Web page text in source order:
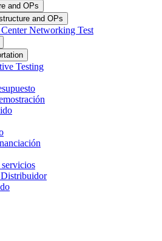
and OPs
and OPs
Networking Test
Testing